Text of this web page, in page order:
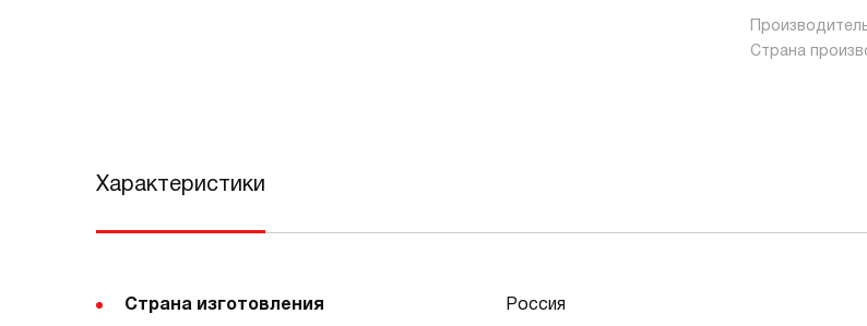
Страна
Характеристики
Страна изготовления Россия